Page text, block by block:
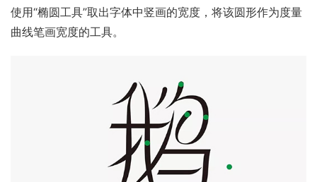
使用“椭圆工具”取出字体中竖画的宽度，将该圆形作为度量
曲线笔画宽度的工具。